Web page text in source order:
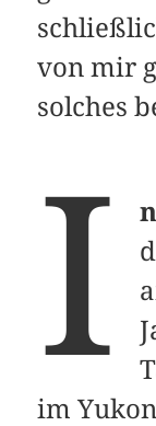
von mir
solches
I
im